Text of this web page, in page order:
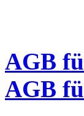
AGB
AGB